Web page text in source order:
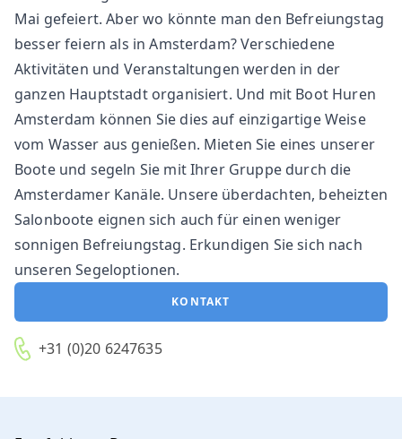
Mai gefeiert. Aber wo könnte man den Befreiungstag
besser feiern als in Amsterdam? Verschiedene
Aktivitäten und Veranstaltungen werden in der
ganzen Hauptstadt organisiert. Und mit Boot Huren
Amsterdam können Sie dies auf einzigartige Weise
vom Wasser aus genießen. Mieten Sie eines unserer
Boote und segeln Sie mit Ihrer Gruppe durch die
Amsterdamer Kanäle. Unsere überdachten, beheizten
Salonboote eignen sich auch für einen weniger
sonnigen Befreiungstag. Erkundigen Sie sich nach
unseren Segeloptionen.
KONTAKT
+31 (0)20 6247635